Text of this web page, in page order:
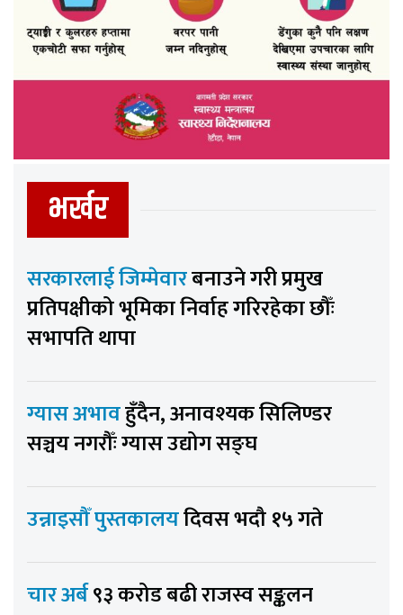
भर्खर
सरकारलाई जिम्मेवारबनाउने गरी प्रमुख
प्रतिपक्षीको भूमिका निर्वाह गरिरहेका छौँः
सभापति थापा
ग्यास अभावहुँदैन, अनावश्यक सिलिण्डर
सञ्चय नगरौँः ग्यास उद्योग सङ्घ
उन्नाइसौँ पुस्तकालयदिवस भदौ १५ गते
चार अर्ब९३ करोड बढी राजस्व सङ्कलन